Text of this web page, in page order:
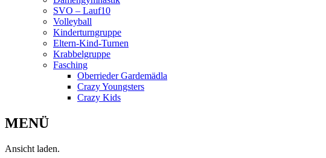
SVO – Lauf10
Volleyball
Kinderturngruppe
Eltern-Kind-Turnen
Krabbelgruppe
Fasching
Oberrieder Gardemädla
Crazy Youngsters
Crazy Kids
MENÜ
Ansicht laden.